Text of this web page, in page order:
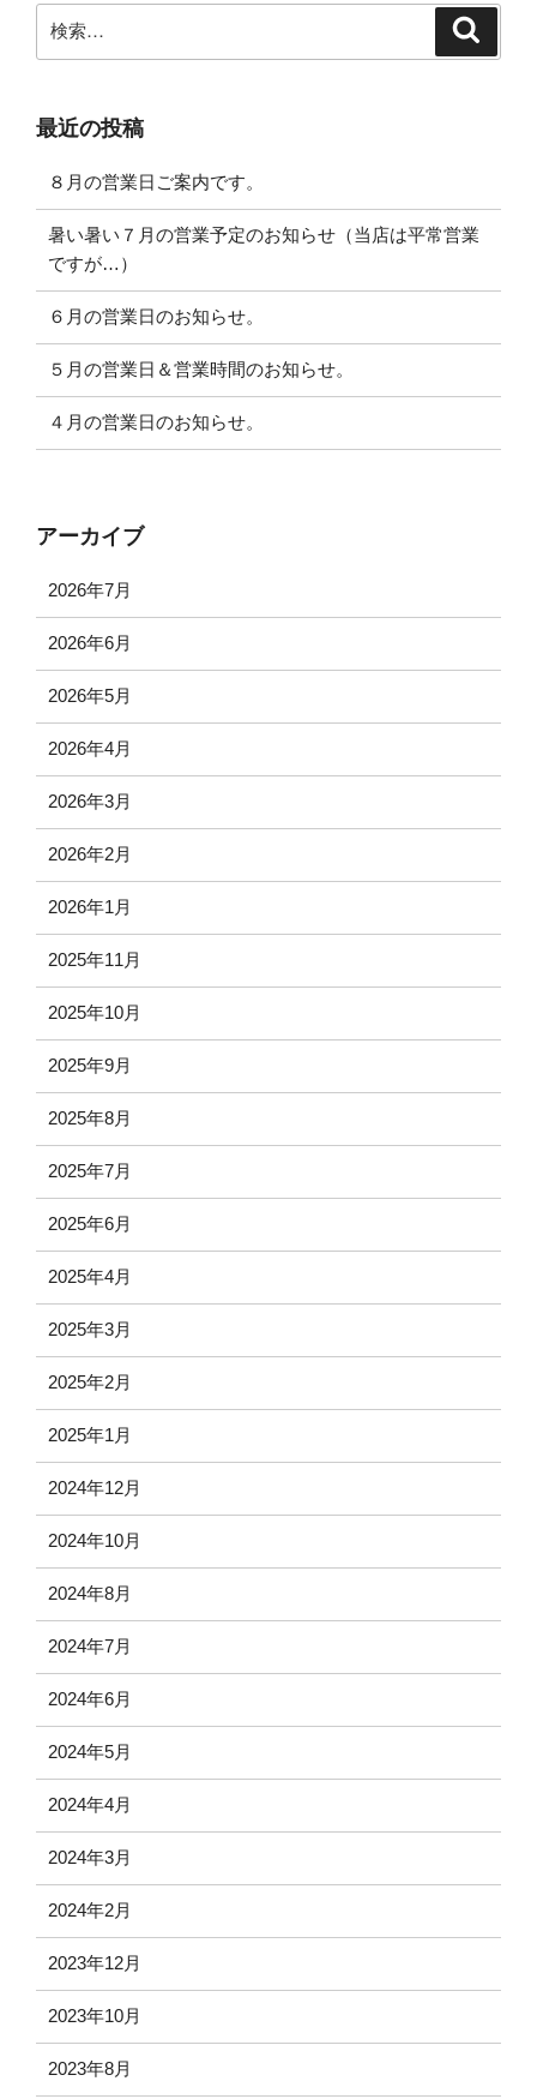
検
索:
最近の投稿
８月の営業日ご案内です。
暑い暑い７月の営業予定のお知らせ（当店は平常営業
ですが…）
６月の営業日のお知らせ。
５月の営業日＆営業時間のお知らせ。
４月の営業日のお知らせ。
アーカイブ
2026年7月
2026年6月
2026年5月
2026年4月
2026年3月
2026年2月
2026年1月
2025年11月
2025年10月
2025年9月
2025年8月
2025年7月
2025年6月
2025年4月
2025年3月
2025年2月
2025年1月
2024年12月
2024年10月
2024年8月
2024年7月
2024年6月
2024年5月
2024年4月
2024年3月
2024年2月
2023年12月
2023年10月
2023年8月